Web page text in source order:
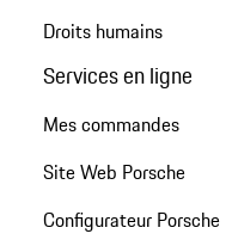
Droits humains
Services en ligne
Mes commandes
Site Web Porsche
Configurateur Porsche